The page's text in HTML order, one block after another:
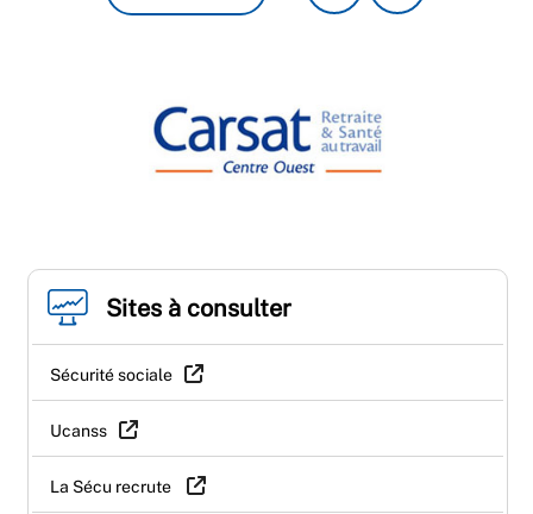
Sites à consulter
Sécurité sociale
Ucanss
La Sécu recrute